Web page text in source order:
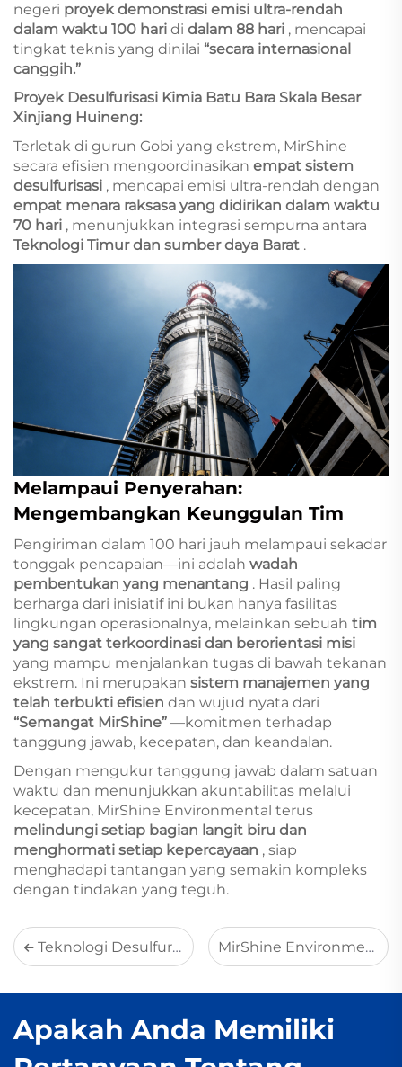
negeri proyek demonstrasi emisi ultra-rendah
dalam waktu 100 hari di dalam 88 hari , mencapai
tingkat teknis yang dinilai “secara internasional
canggih.”
Proyek Desulfurisasi Kimia Batu Bara Skala Besar
Xinjiang Huineng:
Terletak di gurun Gobi yang ekstrem, MirShine
secara efisien mengoordinasikan empat sistem
desulfurisasi , mencapai emisi ultra-rendah dengan
empat menara raksasa yang didirikan dalam waktu
70 hari , menunjukkan integrasi sempurna antara
Teknologi Timur dan sumber daya Barat .
Melampaui Penyerahan:
Mengembangkan Keunggulan Tim
Pengiriman dalam 100 hari jauh melampaui sekadar
tonggak pencapaian—ini adalah wadah
pembentukan yang menantang . Hasil paling
berharga dari inisiatif ini bukan hanya fasilitas
lingkungan operasionalnya, melainkan sebuah tim
yang sangat terkoordinasi dan berorientasi misi
yang mampu menjalankan tugas di bawah tekanan
ekstrem. Ini merupakan sistem manajemen yang
telah terbukti efisien dan wujud nyata dari
“Semangat MirShine” —komitmen terhadap
tanggung jawab, kecepatan, dan keandalan.
Dengan mengukur tanggung jawab dalam satuan
waktu dan menunjukkan akuntabilitas melalui
kecepatan, MirShine Environmental terus
melindungi setiap bagian langit biru dan
menghormati setiap kepercayaan , siap
menghadapi tantangan yang semakin kompleks
dengan tindakan yang teguh.
Teknologi Desulfurisasi dan Dekarbonisasi Terintegrasi Berbasis Amonia MirShine: Mendukung Pengendalian Sinergis yang Efisien demi Masa Depan Rendah Karbon MirShine Environmental: Mengubah "Pemanfaatan Sumber Daya" menjadi Solusi atas Tantangan Lingkungan dan Ekonomi Industri di Xinjiang
Apakah Anda Memiliki